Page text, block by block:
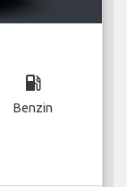
local_gas_station
Benzin